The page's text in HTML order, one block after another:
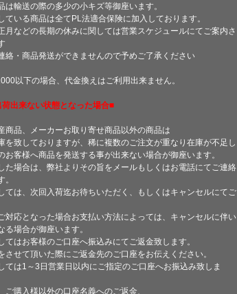
は輸送の際の多少の小キズ等御座います。
ている商品は全てPL法適合保険に加入しております。
月などの長期の休みに関しては営業スケジュールにてご案内さ
絡・商品発送ができませんので予めご了承ください
以下の場合、代金換えはご利用出来ません。
出来ない状態となった場合■
商品、メーカーお取り寄せ商品以外の商品は
を致しておりますが、稀に複数のご注文が重なり在庫が不足し
お客様へ商品を発送する事が出来ない場合が御座います。
た場合は、弊社よりその旨をメールもしくはお電話にてご連絡
ては、次回入荷迄お待ちいただく、もしくはキャンセルにてご
対応となった場合お支払い方法によっては、キャンセルに伴い
る場合が御座います。
てはお客様のご口座へ振込みにてご返金致します。
させて頂いた際にご返金先のご口座をお伝えください。
ては1～3日営業日以内にご指定のご口座へお振込み致しま
ご購入様以外の口座名義へのご返金、